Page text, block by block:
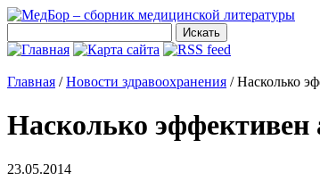
Главная /Новости здравоохранения /Насколько
Насколько эффективен
23.05.2014